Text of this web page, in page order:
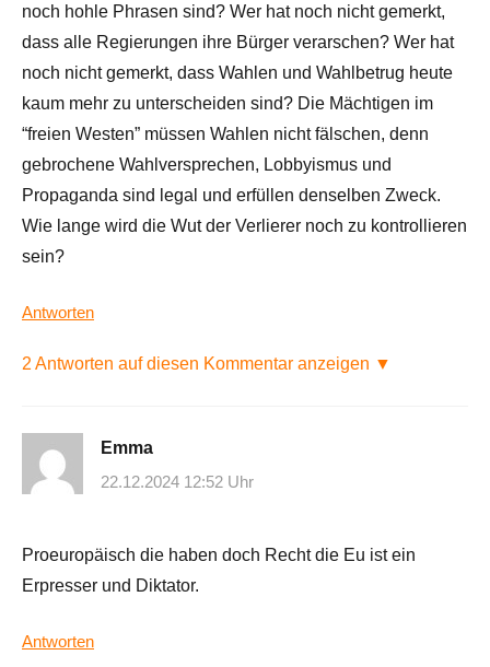
noch hohle Phrasen sind? Wer hat noch nicht gemerkt,
dass alle Regierungen ihre Bürger verarschen? Wer hat
noch nicht gemerkt, dass Wahlen und Wahlbetrug heute
kaum mehr zu unterscheiden sind? Die Mächtigen im
“freien Westen” müssen Wahlen nicht fälschen, denn
gebrochene Wahlversprechen, Lobbyismus und
Propaganda sind legal und erfüllen denselben Zweck.
Wie lange wird die Wut der Verlierer noch zu kontrollieren
sein?
Antworten
2 Antworten auf diesen Kommentar anzeigen ▼
Emma
22.12.2024 12:52 Uhr
Proeuropäisch die haben doch Recht die Eu ist ein
Erpresser und Diktator.
Antworten